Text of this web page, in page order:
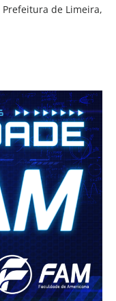
de Limeira,